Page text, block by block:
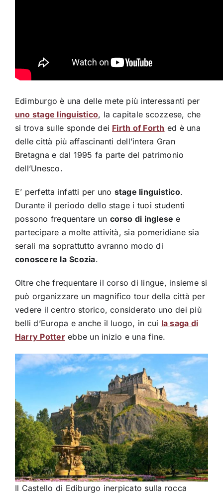
Edimburgo è una delle mete più interessanti per
uno stage linguistico, la capitale scozzese, che
si trova sulle sponde dei Firth of Forth ed è una
delle città più affascinanti dell’intera Gran
Bretagna e dal 1995 fa parte del patrimonio
dell’Unesco.
E’ perfetta infatti per uno stage linguistico.
Durante il periodo dello stage i tuoi studenti
possono frequentare un corso di inglese e
partecipare a molte attività, sia pomeridiane sia
serali ma soprattutto avranno modo di
conoscere la Scozia.
Oltre che frequentare il corso di lingue, insieme si
può organizzare un magnifico tour della città per
vedere il centro storico, considerato uno dei più
belli d’Europa e anche il luogo, in cui la saga di
Harry Potterebbe un inizio e una fine.
Il Castello di Ediburgo inerpicato sulla rocca